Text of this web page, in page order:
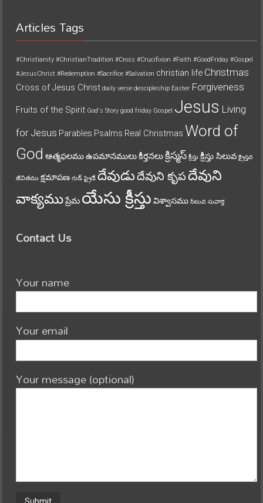
Articles Tags
#Christianity #ChristianTradition #Cross #Crucifixion #Faith #GoodFriday #Gospel
#JesusChrist #Redemption #Sacrifice #Salvation christian life Christmas
Cross of Jesus Christ daily verse descipleship Easter Forgiveness
Fruits of the Spirit God's Story good friday Gospel Jesus Living
for Jesus Parables Psalms Real Christmas Word of
God ఆత్మఫలముఉపమానములుకీర్తనలుక్రిస్మస్ క్రీస్తు క్రీస్తు సిలువ క్రైస్తవ
జీవితము క్షమాపణ గుడ్ ఫ్రైడే దేవుడుదేవుని కృపదేవుని
వాక్యముప్రేమ యేసు క్రీస్తు విశ్వాసము సిలువ సువార్త
Contact Us
Your name
Your email
Your message (optional)